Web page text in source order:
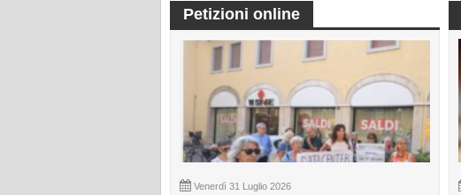
Petizioni online
Venerdì 31 Luglio 2026